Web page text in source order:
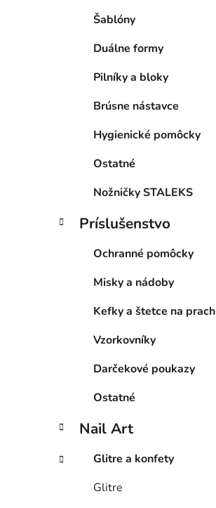
Šablóny
Duálne formy
Pilníky a bloky
Brúsne nástavce
Hygienické pomôcky
Ostatné
Nožničky STALEKS
Príslušenstvo
Ochranné pomôcky
Misky a nádoby
Kefky a štetce na prach
Vzorkovníky
Darčekové poukazy
Ostatné
Nail Art
Glitre a konfety
Glitre